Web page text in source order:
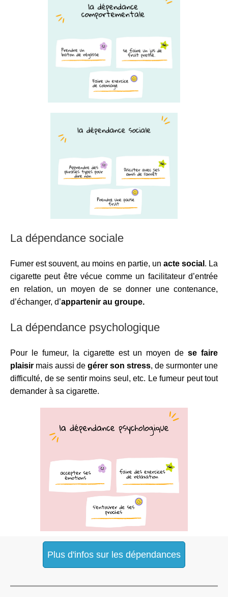
La dépendance sociale
Fumer est souvent, au moins en partie, un acte social . La
cigarette peut être vécue comme un facilitateur d’entrée
en relation, un moyen de se donner une contenance,
d’échanger, d’appartenir au groupe.
La dépendance psychologique
Pour le fumeur, la cigarette est un moyen dese faire
plaisir mais aussi de gérer son stress, de surmonter une
difficulté, de se sentir moins seul, etc. Le fumeur peut tout
demander à sa cigarette.
Plus d'infos sur les dépendances